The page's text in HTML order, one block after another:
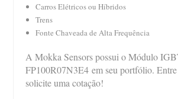
Carros Elétricos ou Híbridos
Trens
Fonte Chaveada de Alta Frequência
A Mokka Sensors possui o Módulo
FP100R07N3E4 em seu portfólio.
solicite uma cotação!